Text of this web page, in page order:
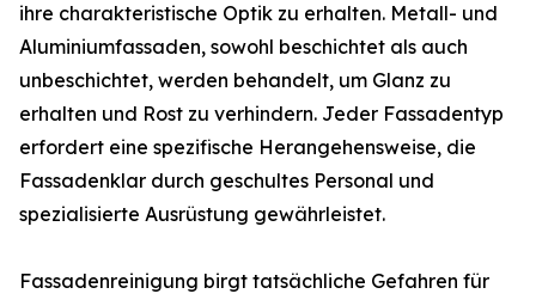
ihre charakteristische Optik zu erhalten. Metall- und
Aluminiumfassaden, sowohl beschichtet als auch
unbeschichtet, werden behandelt, um Glanz zu
erhalten und Rost zu verhindern. Jeder Fassadentyp
erfordert eine spezifische Herangehensweise, die
Fassadenklar durch geschultes Personal und
spezialisierte Ausrüstung gewährleistet.
Fassadenreinigung birgt tatsächliche Gefahren für